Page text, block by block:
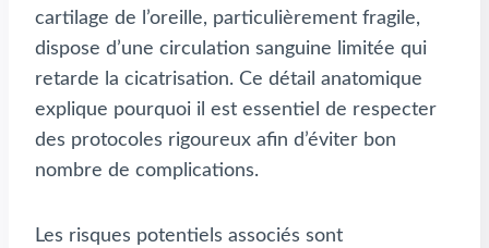
cartilage de l’oreille, particulièrement fragile,
dispose d’une circulation sanguine limitée qui
retarde la cicatrisation. Ce détail anatomique
explique pourquoi il est essentiel de respecter
des protocoles rigoureux afin d’éviter bon
nombre de complications.
Les risques potentiels associés sont